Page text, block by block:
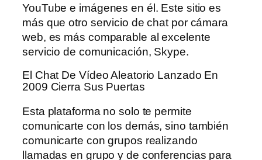
YouTube e imágenes en él. Este sitio es
más que otro servicio de chat por cámara
web, es más comparable al excelente
servicio de comunicación, Skype.
El Chat De Vídeo Aleatorio Lanzado En
2009 Cierra Sus Puertas
Esta plataforma no solo te permite
comunicarte con los demás, sino también
comunicarte con grupos realizando
llamadas en grupo y de conferencias para